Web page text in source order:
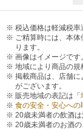
税込価格は軽減税率
ご精算時には、本
ります。
画像はイメージです
地域により商品の規
掲載商品は、店舗
がございます。
販売地域の表記は「
食の安全・安心への
20歳未満者の飲酒は
20歳未満者のお酒の